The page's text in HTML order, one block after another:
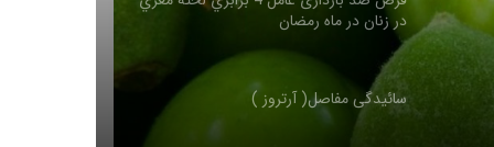
روغن زیتون غذای معروف پیامبران